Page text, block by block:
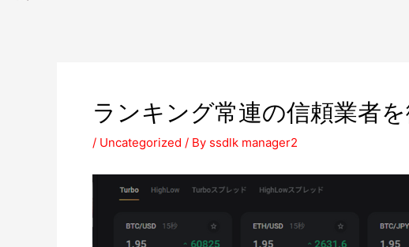
ランキング常連の信頼業者
/ Uncategorized / By ssdlk manager2